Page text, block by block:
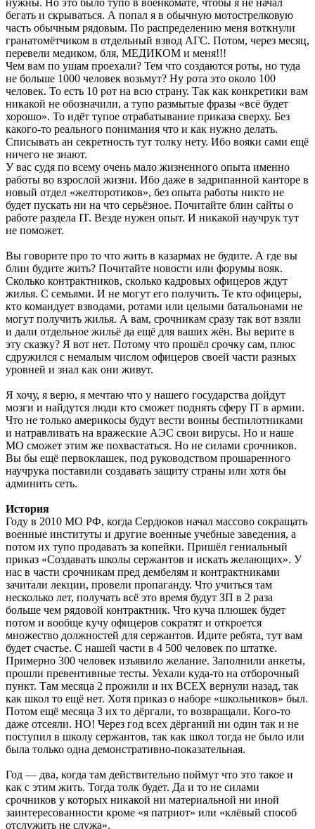
бегать и скрываться. А попал я в обычную мотострелковую
часть обычным рядовым. По распределению меня воткнули
гранатомётчиком в отдельный взвод АГС. Потом, через месяц,
перевели медиком, бля, МЕДИКОМ и меня!!!
Чем вам по ушам проехали? Тем что создаются роты, но туда
не больше 1000 человек возьмут? Ну рота это около 100
человек. То есть 10 рот на всю страну. Так как конкретики вам
никакой не обозначили, а тупо размытые фразы «всё будет
хорошо». То идёт тупое отрабатывание приказа сверху. Без
какого-то реального понимания что и как нужно делать.
Списывать ан секретность тут толку нету. Ибо вояки сами ещё
ничего не знают.
У вас судя по всему очень мало жизненного опыта именно
работы во взрослой жизни. Ибо даже в задрипанной канторе в
новый отдел «желторотиков», без опыта работы никто не
будет пускать ни на что серьёзное. Почитайте блин сайты о
работе раздела IT. Везде нужен опыт. И никакой научрук тут
не поможет.
Вы говорите про то что жить в казармах не будите. А где вы
блин будите жить? Почитайте новости или форумы вояк.
Сколько контрактников, сколько кадровых офицеров ждут
жилья. С семьями. И не могут его получить. Те кто офицеры,
кто командует взводами, ротами или целыми батальонами не
могут получить жилья. А вам, срочникам сразу так вот взяли
и дали отдельное жильё да ещё для ваших жён. Вы верите в
эту сказку? Я вот нет. Потому что прошёл срочку сам, плюс
сдружился с немалым числом офицеров своей части разных
уровней и знал как они живут.
Я хочу, я верю, я мечтаю что у нашего государства дойдут
мозги и найдутся люди кто сможет поднять сферу IT в армии.
Что не только америкосы будут вести воины беспилотниками
и натравливать на вражеские АЭС свои вирусы. Но и наше
МО сможет этим же похвастаться. Но не силами срочников.
Вы бы ещё первоклашек, под руководством прошаренного
научрука поставили создавать защиту страны или хотя бы
админить сеть.
История
Году в 2010 МО РФ, когда Сердюков начал массово сокращать
военные институты и другие военные учебные заведения, а
потом их тупо продавать за копейки. Пришёл гениальный
приказ «Создавать школы сержантов и искать желающих». У
нас в части срочникам пред дембелям и контрактниками
зачитали лекции, провели пропаганду. Что учиться там
несколько лет, получать всё это время будут ЗП в 2 раза
больше чем рядовой контрактник. Что куча плюшек будет
потом и вообще кучу офицеров сократят и откроется
множество должностей для сержантов. Идите ребята, тут вам
будет счастье. С нашей части в 4 500 человек по штатке.
Примерно 300 человек изъявило желание. Заполнили анкеты,
прошли превентивные тесты. Уехали куда-то на отборочный
пункт. Там месяца 2 прожили и их ВСЕХ вернули назад, так
как школ то ещё нет. Хотя приказ о наборе «школьников» был.
Потом ещё месяца 3 их то дёргали, то возвращали. Кого-то
даже отсеяли. НО! Через год всех дёрганий ни один так и не
поступил в школу сержантов, так как школ тогда не было или
была только одна демонстративно-показательная.
Год — два, когда там действительно поймут что это такое и
как с этим жить. Тогда толк будет. Да и то не силами
срочников у которых никакой ни материальной ни иной
заинтересованности кроме «я патриот» или «клёвый способ
отслужить не служа».